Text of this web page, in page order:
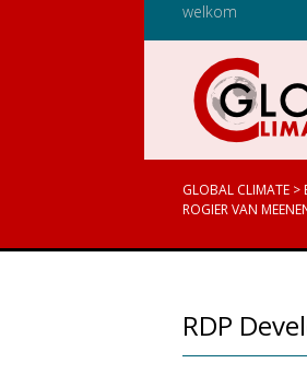
welkom
GLOBAL CLIMATE >
ROGIER VAN
RDP